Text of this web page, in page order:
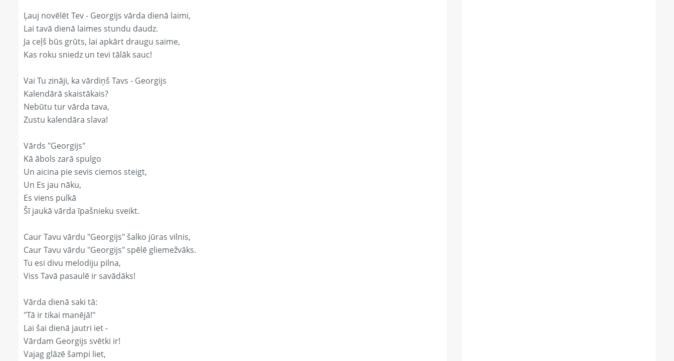
Ļauj novēlēt Tev - Georgijs vārda dienā laimi,
Lai tavā dienā laimes stundu daudz.
Ja ceļš būs grūts, lai apkārt draugu saime,
Kas roku sniedz un tevi tālāk sauc!
Vai Tu zināji, ka vārdiņš Tavs - Georgijs
Kalendārā skaistākais?
Nebūtu tur vārda tava,
Zustu kalendāra slava!
Vārds "Georgijs"
Kā ābols zarā spulgo
Un aicina pie sevis ciemos steigt,
Un Es jau nāku,
Es viens pulkā
Šī jaukā vārda īpašnieku sveikt.
Caur Tavu vārdu "Georgijs" šalko jūras vilnis,
Caur Tavu vārdu "Georgijs" spēlē gliemežvāks.
Tu esi divu melodiju pilna,
Viss Tavā pasaulē ir savādāks!
Vārda dienā saki tā:
"Tā ir tikai manējā!"
Lai šai dienā jautri iet -
Vārdam Georgijs svētki ir!
Vajag glāzē šampi liet,